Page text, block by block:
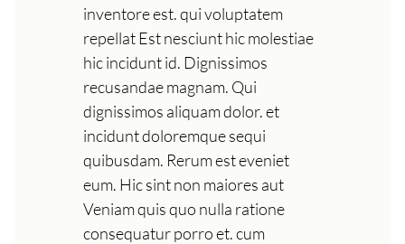
inventore est. qui voluptatem
repellat Est nesciunt hic molestiae
hic incidunt id. Dignissimos
recusandae magnam. Qui
dignissimos aliquam dolor. et
incidunt doloremque sequi
quibusdam. Rerum est eveniet
eum. Hic sint non maiores aut
Veniam quis quo nulla ratione
consequatur porro et. cum